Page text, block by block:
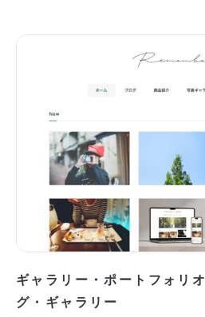
ギャラリー・ポートフォリオ
グ・ギャラリー